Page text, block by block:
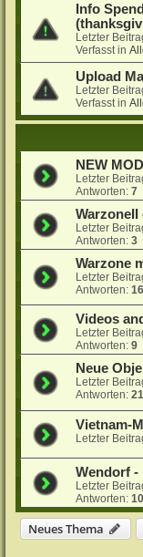
Info
Letzter
Verfasst in
Upload
Letzter
Verfasst in
NEW
Letzter
Antworten:7
Letzter
Antworten:3
Warzone
Letzter
Antworten:16
Videos
Letzter
Antworten:9
Neue
Letzter
Antworten:21
Vietnam-
Letzter
Wendorf -
Letzter
Antworten:10
Neues Thema